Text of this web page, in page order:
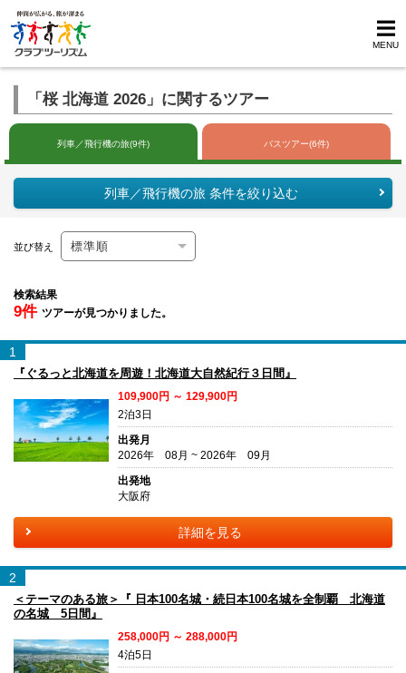
MENU
「桜 北海道 2026」に関するツアー
列車／飛行機の旅(9件) バスツアー(6件)
列車／飛行機の旅 条件を絞り込む
並び替え
検索結果
9件 ツアーが見つかりました。
1
『ぐるっと北海道を周遊！北海道大自然紀行３日間』
109,900円 ～ 129,900円
2泊3日
出発月
2026年 08月 ~ 2026年 09月
出発地
大阪府
詳細を見る
2
＜テーマのある旅＞『 日本100名城・続日本100名城を全制覇 北海道
の名城 5日間』
258,000円 ～ 288,000円
4泊5日